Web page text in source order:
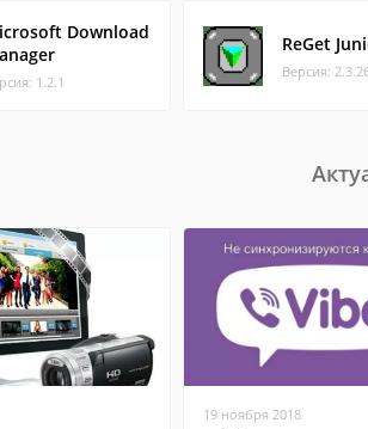
Download
1.2.1
ReGet
Версия:
19 ноября 2018